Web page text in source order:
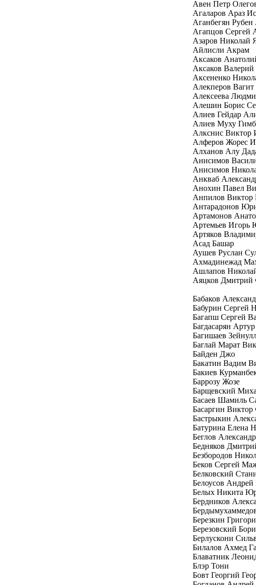
Авен Петр
Агаларов Араз
Аганбегян Рубен
Агапцов Сергей
Азаров Николай
Айлисли Акрам
Аксаков
Аксаков Валерий
Аксененко
Алекперов
Алексеева
Алешин Борис
Алиев Гейдар
Алиев Муху
Алкснис Виктор
Алферов Жорес
Алханов Алу
Анисимов
Анисимов
Анкваб
Анохин Павел
Анпилов Виктор
Антарадонов
Артамонов
Артемьев Игорь
Артяков
Асад Башар
Аушев Руслан
Ахмадинежад
Ашлапов
Аяцков Дмитрий
Бабаков
Бабурин Сергей
Багапш Сергей
Багдасарян
Багишаев
Баглай Марат
Байден Джо
Бакатин Вадим
Бакиев
Баррозу Жозе
Барщевский
Басаев Шамиль
Басаргин
Бастрыкин
Батурина Елена
Беглов
Бедняков
Безбородов
Беков Сергей
Белковский
Белоусов Андрей
Белых Никита
Бердников
Березкин
Березовский
Берлускони
Билалов Ахмед
Блаватник
Блэр Тони
Бовт Георгий